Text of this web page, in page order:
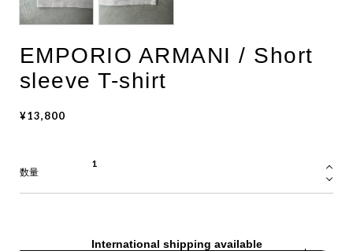
EMPORIO ARMANI / Short
sleeve T-shirt
¥13,800
数量
International shipping available